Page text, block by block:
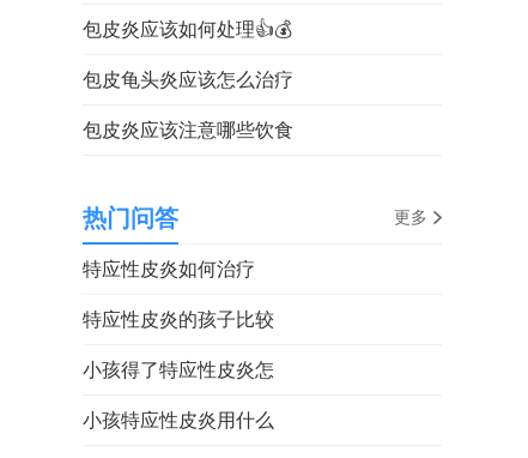
包皮炎应该如何处理👍💰
包皮龟头炎应该怎么治疗
包皮炎应该注意哪些饮食
热门问答 更多
特应性皮炎如何治疗
特应性皮炎的孩子比较
小孩得了特应性皮炎怎
小孩特应性皮炎用什么